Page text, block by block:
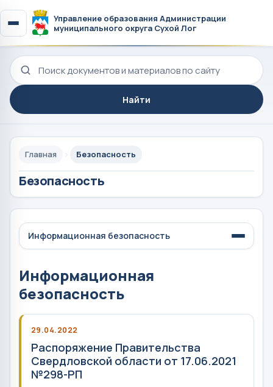
Управление образования Администрации
муниципального округа Сухой Лог
Поиск по сайту
Найти
Главная Безопасность
Безопасность
Информационная безопасность
Информационная
безопасность
29.04.2022
Распоряжение Правительства
Свердловской области от 17.06.2021
№298-РП